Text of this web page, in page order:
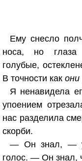
Ему снесло
носа, но глаза
голубые,
В точности как они
Я ненавидела
упоением
нас разделила
скорби.
— Он знал, —
голос. — Он знал,